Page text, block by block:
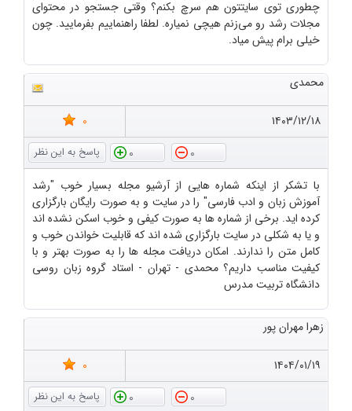
چطوری توی سایتتون هم سرچ بکنم؟ وقتی جستجو در محتوای
مجلات رشد رو می‌زنم هیچی نمیاره. لطفا راهنماییم بفرمایید. چون
خیلی برام پیش میاد.
محمدی
۱۴۰۳/۱۲/۱۸
0
0
0
با تشکر از اینکه شماره هایی از آرشیو مجله بسیار خوب "رشد
آموزش زبان و ادب فارسی" را در سایت و به صورت رایگان بارگزاری
کرده اید. برخی از شماره ها به صورت کیفی و خوب اسکن نشده اند
و یا به شکلی در سایت بارگزاری شده اند که قابلیت خواندن خوب و
کامل متن را ندارند. امکان دریافت مجله ها را به صورت بهتر و با
کیفیت مناسب داریم؟ محمدی - تهران - استاد گروه زبان روسی
دانشگاه تربیت مدرس
زهرا مهران پور
۱۴۰۴/۰۱/۱۹
0
0
0